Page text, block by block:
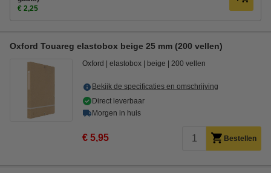
€ 2,25
Oxford Touareg elastobox beige 25 mm (200 vellen)
Oxford elastobox beige 200 vellen
Bekijk de specificaties en omschrijving
Direct leverbaar
Morgen in huis
€ 5,95 Bestellen